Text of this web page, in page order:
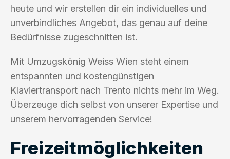
heute und wir erstellen dir ein individuelles und
unverbindliches Angebot, das genau auf deine
Bedürfnisse zugeschnitten ist.
Mit Umzugskönig Weiss Wien steht einem
entspannten und kostengünstigen
Klaviertransport nach Trento nichts mehr im Weg.
Überzeuge dich selbst von unserer Expertise und
unserem hervorragenden Service!
Freizeitmöglichkeiten